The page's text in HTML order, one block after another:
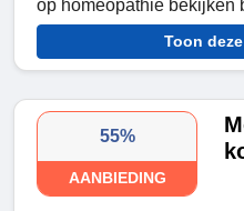
op homeopathie bekijken
Toon
55%
AANBIEDING